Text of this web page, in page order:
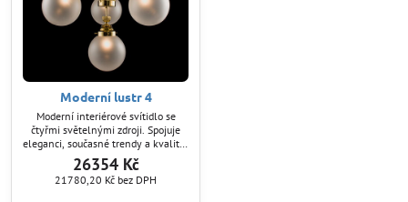
Moderní lustr 4
Moderní interiérové svítidlo se
čtyřmi světelnými zdroji. Spojuje
eleganci, současné trendy a kvalitní
zpracování. Český výrobek
26354 Kč
21780,20 Kč bez DPH